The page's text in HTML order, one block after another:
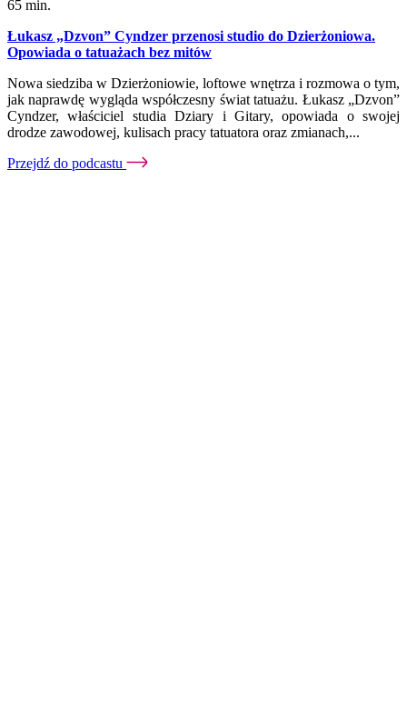
65 min.
Łukasz „Dzvon” Cyndzer przenosi studio do Dzierżoniowa.
Opowiada o tatuażach bez mitów
Nowa siedziba w Dzierżoniowie, loftowe wnętrza i rozmowa o tym,
jak naprawdę wygląda współczesny świat tatuażu. Łukasz „Dzvon”
Cyndzer, właściciel studia Dziary i Gitary, opowiada o swojej
drodze zawodowej, kulisach pracy tatuatora oraz zmianach,...
Przejdź do podcastu